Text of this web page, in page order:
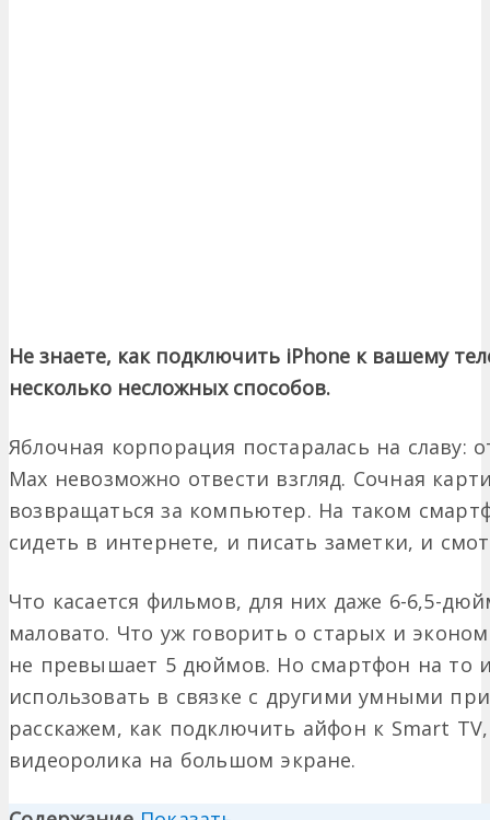
Не знаете, как подключить iPhone к вашему
несколько несложных способов.
Яблочная корпорация постаралась на славу:
Max невозможно отвести взгляд. Сочная
возвращаться за компьютер. На таком
сидеть в интернете, и писать заметки, и
Что касается фильмов, для них даже 6-6,5-
маловато. Что уж говорить о старых и
не превышает 5 дюймов. Но смартфон на то
использовать в связке с другими умными
расскажем, как подключить айфон к Smart
видеоролика на большом экране.